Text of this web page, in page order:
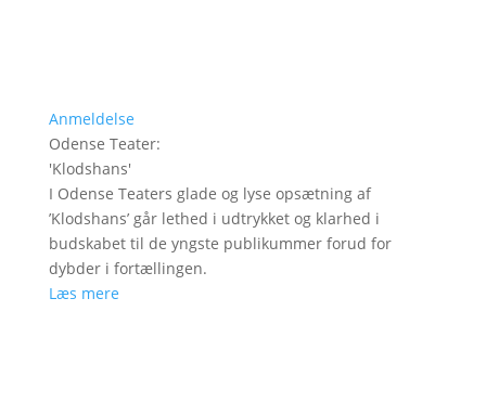
Anmeldelse
Odense Teater:
'Klodshans'
I Odense Teaters glade og lyse opsætning af
’Klodshans’ går lethed i udtrykket og klarhed i
budskabet til de yngste publikummer forud for
dybder i fortællingen.
Læs mere